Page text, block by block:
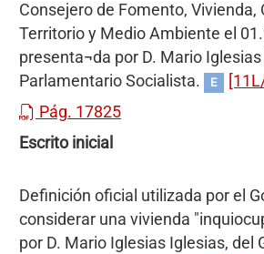
Consejero de Fomento, Vivienda,
Territorio y Medio Ambiente el
presenta¬da por D. Mario
Parlamentario Socialista.
E
Pág. 17825
Escrito inicial
Definición oficial utilizada por el
considerar una vivienda
por D. Mario Iglesias Iglesias, del